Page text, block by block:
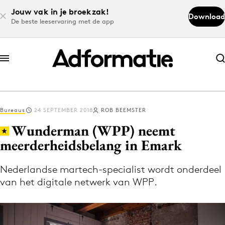
Jouw vak in je broekzak!
De beste leeservaring met de app
Download
Abonneer nu
Abonneer nu
Log in
Download de app
Volg het laatste nieuws via de Adformatie
Nieuws app
Bureaus 24 SEPTEMBER 2018 ROB BEEMSTER
Wunderman (WPP) neemt
meerderheidsbelang in Emark
Nederlandse martech-specialist wordt onderdeel
van het digitale netwerk van WPP.